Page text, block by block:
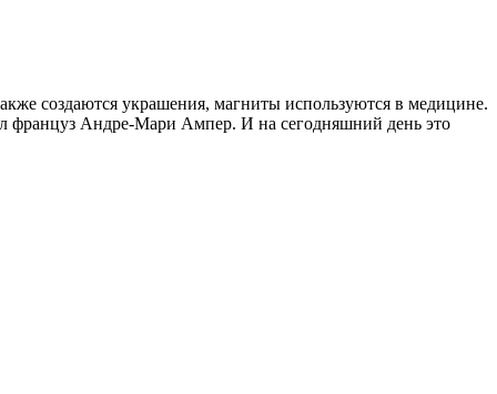
создаются украшения, магниты используются в медицине.
француз Андре-Мари Ампер. И на сегодняшний день это